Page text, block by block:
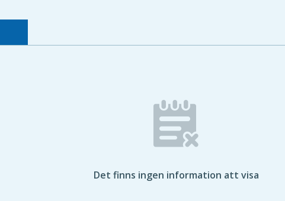
Det finns ingen information att visa